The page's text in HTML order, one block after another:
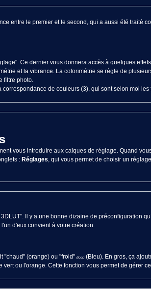
entre le premier et le second, qui a aussi été traité
Ce dernier vous donnera accès à quelques
et la vibrance. La colorimétrie se règle de
filtre photo.
correspondance de couleurs (3), qui sont selon moi
vous introduire aux calques de réglage. Quand
: Réglages, qui vous permet de choisir un
Il y a une bonne dizaine de préconfiguration
d'eux convient à votre création.
"chaud" (orange) ou "froid" (Icer)(Bleu). En gros, ça
ou l'orange. Cette fonction vous permet de gérer